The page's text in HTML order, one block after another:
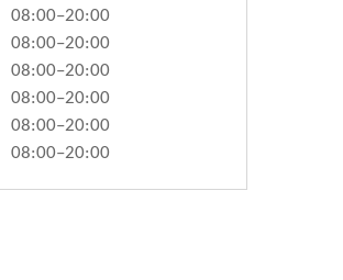
08:00–20:00
08:00–20:00
08:00–20:00
08:00–20:00
08:00–20:00
08:00–20:00